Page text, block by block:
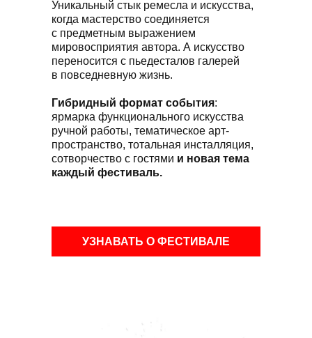
Уникальный стык ремесла и искусства,
когда мастерство соединяется
с предметным выражением
мировосприятия автора. А искусство
переносится с пьедесталов галерей
в повседневную жизнь.
Гибридный формат события:
ярмарка функционального искусства
ручной работы, тематическое арт-
пространство, тотальная инсталляция,
сотворчество с гостями и новая тема
каждый фестиваль.
УЗНАВАТЬ О ФЕСТИВАЛЕ